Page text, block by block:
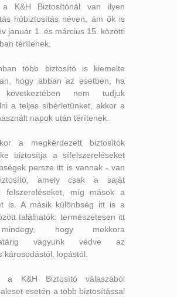
a K&H Biztosítónál van ilyen
hóbiztosítás néven, ám ők is
január 1. és március 15. közötti
térítenek.
több biztosító is kiemelte
hogy abban az esetben, ha
következtében nem tudjuk
a teljes síbérletünket, akkor a
napok után térítenek.
a megkérdezett biztosítók
biztosítja a sífelszereléseket
persze itt is vannak - van
amely csak a saját
felszereléseket, míg mások a
is. A másik különbség itt is a
találhatók: természetesen itt
hogy mekkora
vagyunk védve az
károsodástól, lopástól.
a K&H Biztosító válaszából
esetén a több biztosítással